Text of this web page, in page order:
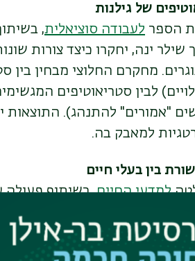
של גילנות
הספר לעבודה סוציאלית,
שילר ינה, יחקרו כיצד צורות
מחקרם החלוצי מבחין בין
לבין סטריאוטיפים
"אמורים" להתנהג). התוצאות
למאבק בה.
בין בעלי חיים
למדעי החיים, בשיתוף פעולה
שפני סלע שנצברו במשך יותר
קולות של בעלי חיים מעצבות